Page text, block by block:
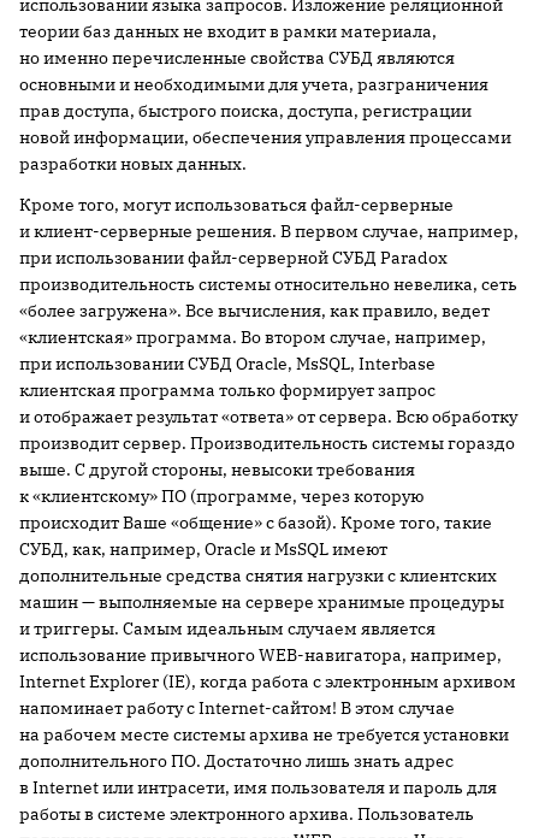
использовании языка запросов. Изложение реляционной
теории баз данных не входит в рамки материала,
но именно перечисленные свойства СУБД являются
основными и необходимыми для учета, разграничения
прав доступа, быстрого поиска, доступа, регистрации
новой информации, обеспечения управления процессами
разработки новых данных.
Кроме того, могут использоваться файл-серверные
и клиент-серверные решения. В первом случае, например,
при использовании файл-серверной СУБД Paradox
производительность системы относительно невелика, сеть
«более загружена». Все вычисления, как правило, ведет
«клиентская» программа. Во втором случае, например,
при использовании СУБД Oracle, MsSQL, Interbase
клиентская программа только формирует запрос
и отображает результат «ответа» от сервера. Всю обработку
производит сервер. Производительность системы гораздо
выше. С другой стороны, невысоки требования
к «клиентскому» ПО (программе, через которую
происходит Ваше «общение» с базой). Кроме того, такие
СУБД, как, например, Oracle и MsSQL имеют
дополнительные средства снятия нагрузки с клиентских
машин — выполняемые на сервере хранимые процедуры
и триггеры. Самым идеальным случаем является
использование привычного WEB-навигатора, например,
Internet Explorer (IE), когда работа с электронным архивом
напоминает работу с Internet-сайтом! В этом случае
на рабочем месте системы архива не требуется установки
дополнительного ПО. Достаточно лишь знать адрес
в Internet или интрасети, имя пользователя и пароль для
работы в системе электронного архива. Пользователь